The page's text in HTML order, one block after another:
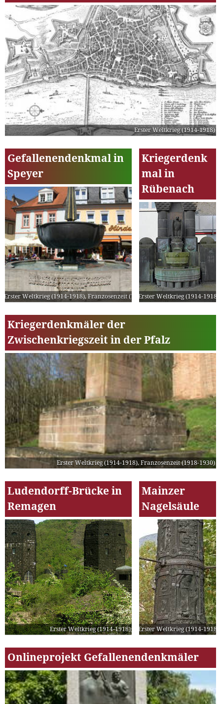
Erster Weltkrieg (1914-1918)
Erster Weltkrieg (1914-1918), Franzosenzeit (1918-1930)
Gefallenendenkmal in
Speyer
Erster Weltkrieg (1914-1918)
Kriegerdenk
mal in
Rübenach
Erster Weltkrieg (1914-1918), Franzosenzeit (1918-1930)
Kriegerdenkmäler der
Zwischenkriegszeit in der Pfalz
Erster Weltkrieg (1914-1918)
Ludendorff-Brücke in
Remagen
Erster Weltkrieg (1914-1918)
Mainzer
Nagelsäule
Onlineprojekt Gefallenendenkmäler